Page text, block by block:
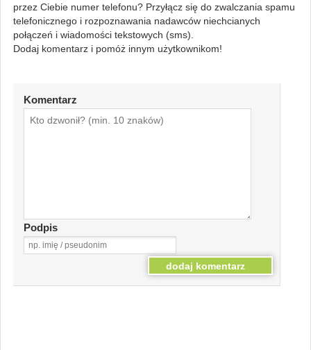
przez Ciebie numer telefonu? Przyłącz się do zwalczania spamu
telefonicznego i rozpoznawania nadawców niechcianych
połączeń i wiadomości tekstowych (sms).
Dodaj komentarz i pomóż innym użytkownikom!
Komentarz
Podpis